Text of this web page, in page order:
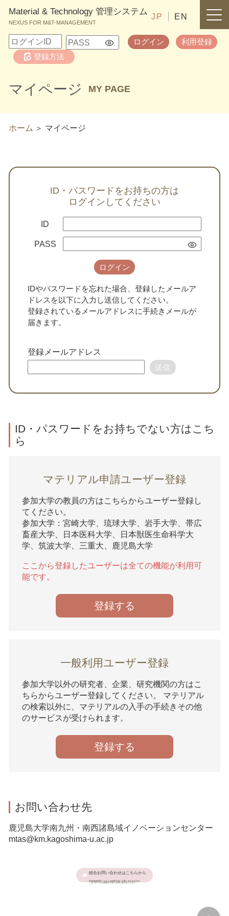
Material & Technology 管理システム
NEXUS FOR M&T-MANAGEMENT
ログイン
利用登録
登録方法
JP EN
マイページ MY PAGE
ホーム マイページ
ID・パスワードをお持ちの方は
ログインしてください
ID
PASS
ログイン
IDやパスワードを忘れた場合、登録したメールア
ドレスを以下に入力し送信してください。
登録されているメールアドレスに手続きメールが
届きます。
登録メールアドレス
送信
ID・パスワードをお持ちでない方はこち
ら
マテリアル申請ユーザー登録
参加大学の教員の方はこちらからユーザー登録し
てください。
参加大学：宮崎大学、琉球大学、岩手大学、帯広
畜産大学、日本医科大学、日本獣医生命科学大
学、筑波大学、三重大、鹿児島大学
ここから登録したユーザーは全ての機能が利用可
能です。
登録する
一般利用ユーザー登録
参加大学以外の研究者、企業、研究機関の方はこ
ちらからユーザー登録してください。 マテリアル
の検索以外に、マテリアルの入手の手続きその他
のサービスが受けられます。
登録する
お問い合わせ先
鹿児島大学南九州・南西諸島域イノベーションセンター
mtas@km.kagoshima-u.ac.jp
総合お問い合わせはこちらから
本有体物管理システムの利用大学にお問い合わせの方は
このバナーから希望の大学にお問い合わせください。